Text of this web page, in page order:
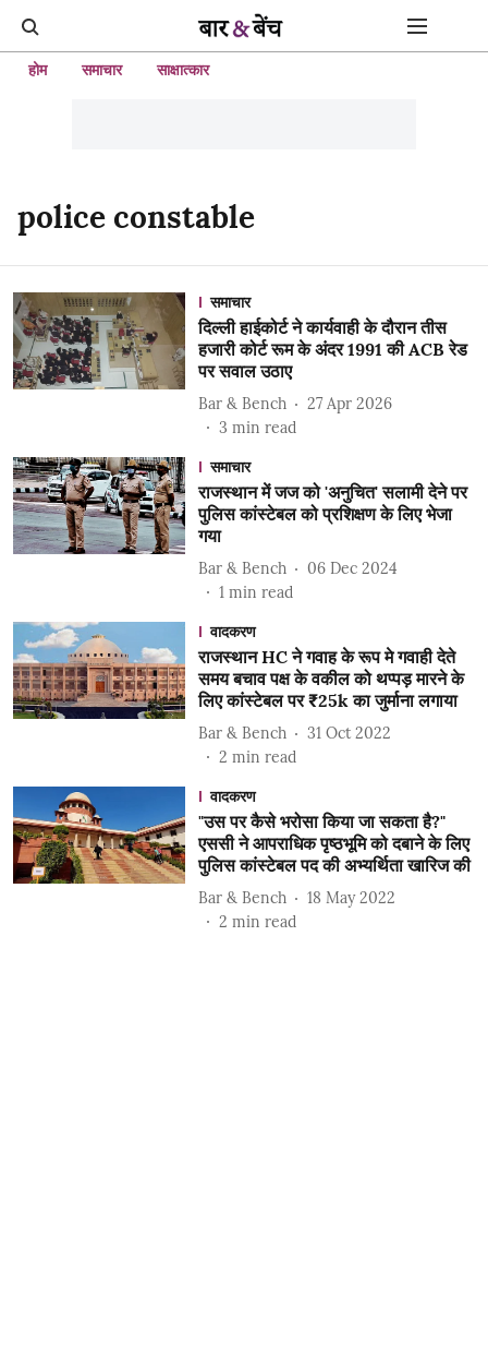
होम समाचार साक्षात्कार
police constable
समाचार
दिल्ली हाईकोर्ट ने कार्यवाही के दौरान तीस
हजारी कोर्ट रूम के अंदर 1991 की ACB रेड
पर सवाल उठाए
Bar & Bench
27 Apr 2026
3 min read
समाचार
राजस्थान में जज को 'अनुचित' सलामी देने पर
पुलिस कांस्टेबल को प्रशिक्षण के लिए भेजा
गया
Bar & Bench
06 Dec 2024
1 min read
वादकरण
राजस्थान HC ने गवाह के रूप मे गवाही देते
समय बचाव पक्ष के वकील को थप्पड़ मारने के
लिए कांस्टेबल पर ₹25k का जुर्माना लगाया
Bar & Bench
31 Oct 2022
2 min read
वादकरण
"उस पर कैसे भरोसा किया जा सकता है?"
एससी ने आपराधिक पृष्ठभूमि को दबाने के लिए
पुलिस कांस्टेबल पद की अभ्यर्थिता खारिज की
Bar & Bench
18 May 2022
2 min read